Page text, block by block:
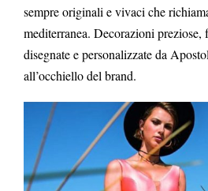
sempre originali e vivaci che
mediterranea. Decorazioni preziose,
disegnate e personalizzate da
all’occhiello del brand.